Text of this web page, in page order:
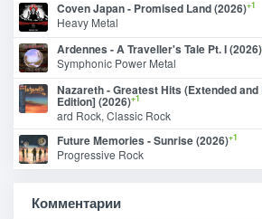
Coven Japan - Promised Land (2026)+1
Heavy Metal
Ardennes - A Traveller's Tale Pt. I (2026)
Symphonic Power Metal
Nazareth - Greatest Hits (Extended
Edition] (2026)+1
ard Rock, Classic Rock
Future Memories - Sunrise (2026)+1
Progressive Rock
Комментарии